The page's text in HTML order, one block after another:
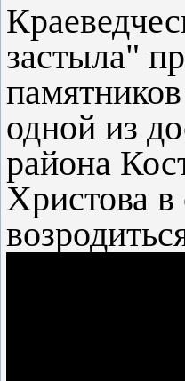
застыла"
одной из
района
Христова в